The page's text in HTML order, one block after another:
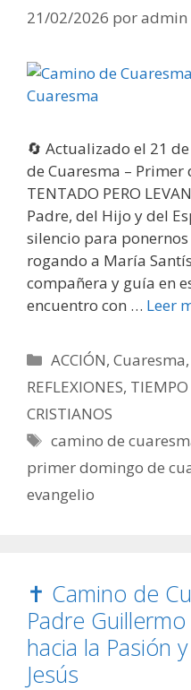
21/02/2026 poradmin
🔄 Actualizado el 21
de Cuaresma –
TENTADO PERO
Padre, del Hijo y del
silencio para
rogando a María
compañera y guía en
encuentro con … Leer
Categorías
ACCIÓN,Cuaresma,
REFLEXIONES,
CRISTIANOS
Etiquetas
camino de
primer domingo de
evangelio
✝️ Camino de
Padre
hacia la Pasión
Jesús